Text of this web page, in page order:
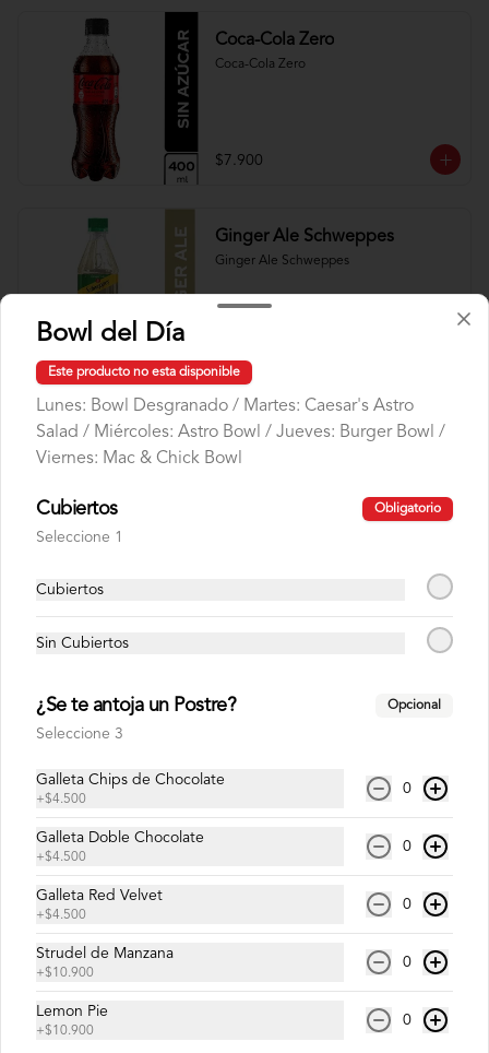
Coca-Cola Zero
Coca-Cola Zero
$7.900
Ginger Ale Schweppes
Ginger Ale Schweppes
$7.900
Kombucha
Kombucha Dar
Conócenos
Ubicación
Términos y condiciones
Política de privacidad
Redes sociales
Bowl del Día
Este producto no esta disponible
Lunes: Bowl Desgranado / Martes: Caesar's Astro
Salad / Miércoles: Astro Bowl / Jueves: Burger Bowl /
Viernes: Mac & Chick Bowl
Cubiertos Obligatorio
Seleccione 1
Cubiertos
Sin Cubiertos
¿Se te antoja un Postre? Opcional
Seleccione 3
Galleta Chips de Chocolate
+$4.500
0
Galleta Doble Chocolate
+$4.500
0
Galleta Red Velvet
+$4.500
0
Strudel de Manzana
+$10.900
0
Lemon Pie
+$10.900
0